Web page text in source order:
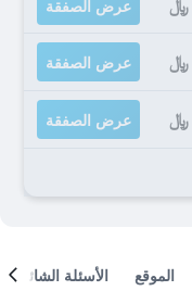
عرض الصفقة
عرض الصفقة
عرض الصفقة
الموقع الأسئلة الشائعة